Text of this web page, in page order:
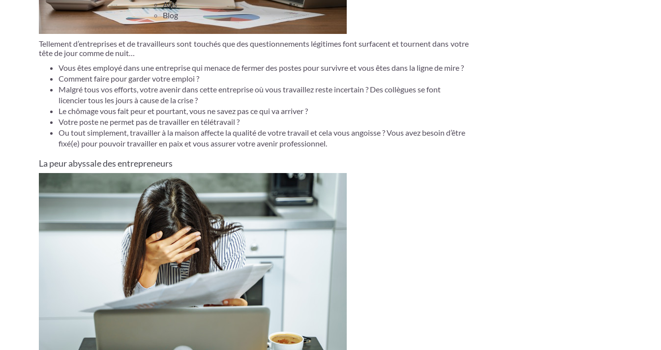
Avis
Blog
Tellement d’entreprises et de travailleurs sont touchés que des questionnements légitimes font surfacent et tournent dans votre
tête de jour comme de nuit…
Vous êtes employé dans une entreprise qui menace de fermer des postes pour survivre et vous êtes dans la ligne de mire ?
Comment faire pour garder votre emploi ?
Malgré tous vos efforts, votre avenir dans cette entreprise où vous travaillez reste incertain ? Des collègues se font
licencier tous les jours à cause de la crise ?
Le chômage vous fait peur et pourtant, vous ne savez pas ce qui va arriver ?
Votre poste ne permet pas de travailler en télétravail ?
Ou tout simplement, travailler à la maison affecte la qualité de votre travail et cela vous angoisse ? Vous avez besoin d’être
fixé(e) pour pouvoir travailler en paix et vous assurer votre avenir professionnel.
La peur abyssale des entrepreneurs